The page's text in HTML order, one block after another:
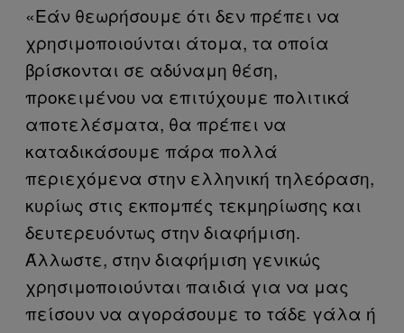
«Εάν θεωρήσουμε ότι δεν πρέπει να
χρησιμοποιούνται άτομα, τα οποία
βρίσκονται σε αδύναμη θέση,
προκειμένου να επιτύχουμε πολιτικά
αποτελέσματα, θα πρέπει να
καταδικάσουμε πάρα πολλά
περιεχόμενα στην ελληνική τηλεόραση,
κυρίως στις εκπομπές τεκμηρίωσης και
δευτερευόντως στην διαφήμιση.
Άλλωστε, στην διαφήμιση γενικώς
χρησιμοποιούνται παιδιά για να μας
πείσουν να αγοράσουμε το τάδε γάλα ή